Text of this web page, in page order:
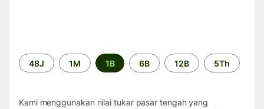
Periode
waktu
48J 1M 1B 6B 12B 5Th
Kami menggunakan nilai tukar pasar tengah yang